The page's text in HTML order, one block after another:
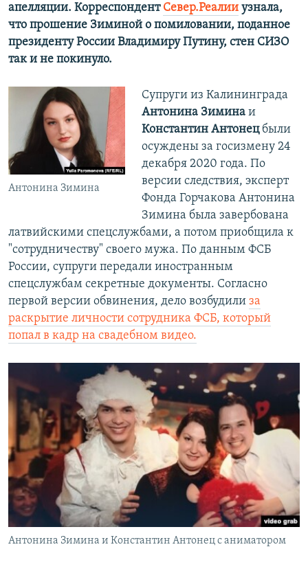
апелляции. Корреспондент Север.Реалии узнала,
что прошение Зиминой о помиловании, поданное
президенту России Владимиру Путину, стен СИЗО
так и не покинуло.
Антонина Зимина
Супруги из Калининграда
Антонина Зиминаи
Константин Антонецбыли
осуждены за госизмену 24
декабря 2020 года. По
версии следствия, эксперт
Фонда Горчакова Антонина
Зимина была завербована
латвийскими спецслужбами, а потом приобщила к
"сотрудничеству" своего мужа. По данным ФСБ
России, супруги передали иностранным
спецслужбам секретные документы. Согласно
первой версии обвинения, дело возбудили за
раскрытие личности сотрудника ФСБ, который
попал в кадр на свадебном видео.
Антонина Зимина и Константин Антонец с аниматором